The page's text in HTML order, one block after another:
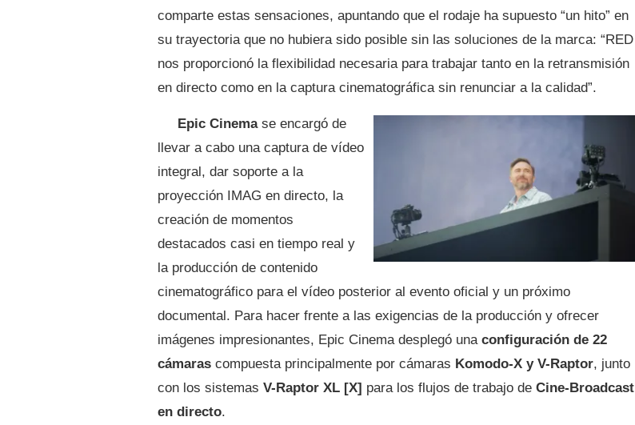
comparte estas sensaciones, apuntando que el rodaje ha supuesto “un hito” en
su trayectoria que no hubiera sido posible sin las soluciones de la marca: “RED
nos proporcionó la flexibilidad necesaria para trabajar tanto en la retransmisión
en directo como en la captura cinematográfica sin renunciar a la calidad”.
Epic Cinemase encargó de
llevar a cabo una captura de vídeo
integral, dar soporte a la
proyección IMAG en directo, la
creación de momentos
destacados casi en tiempo real y
la producción de contenido
cinematográfico para el vídeo posterior al evento oficial y un próximo
documental. Para hacer frente a las exigencias de la producción y ofrecer
imágenes impresionantes, Epic Cinema desplegó una configuración de 22
cámaras compuesta principalmente por cámaras Komodo-X y V-Raptor, junto
con los sistemas V-Raptor XL [X] para los flujos de trabajo de Cine-Broadcast
en directo.